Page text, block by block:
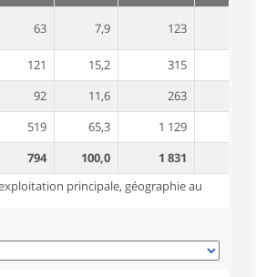
63 7,9 123
121 15,2 315
92 11,6 263
519 65,3 1 129
794 100,0 1 831
principale, géographie au